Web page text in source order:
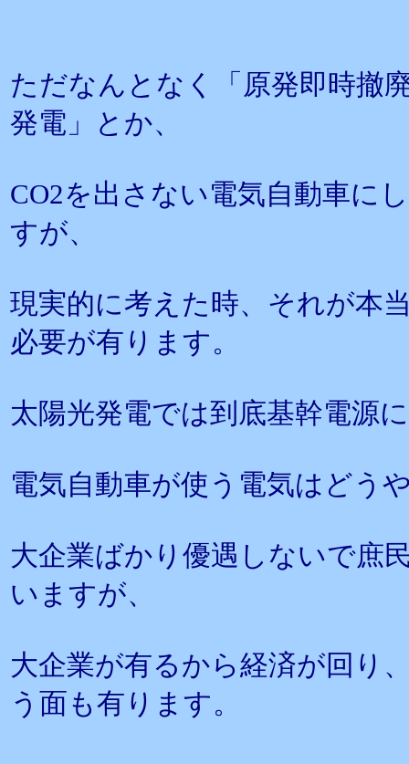
ただなんとなく「原発即時撤
発電」とか、
CO2を出さない電気自動車に
すが、
現実的に考えた時、それが本
必要が有ります。
太陽光発電では到底基幹電源
電気自動車が使う電気はどう
大企業ばかり優遇しないで
いますが、
大企業が有るから経済が回り
う面も有ります。